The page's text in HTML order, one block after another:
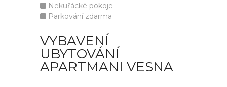
Nekuřácké pokoje
Parkování zdarma
VYBAVENÍ
UBYTOVÁNÍ
APARTMANI VESNA